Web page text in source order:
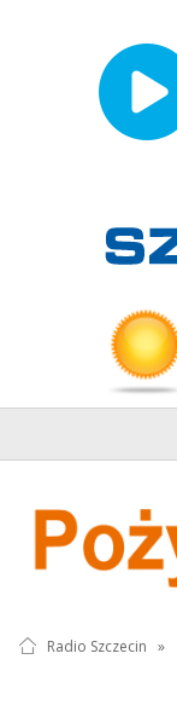
Radio Szczecin »